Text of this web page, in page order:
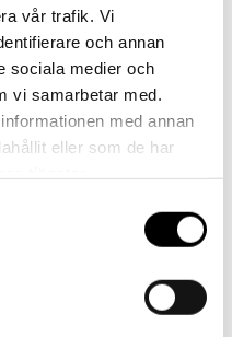
vår trafik. Vi
och annan
sociala medier och
vi samarbetar med.
med annan
eller som de har